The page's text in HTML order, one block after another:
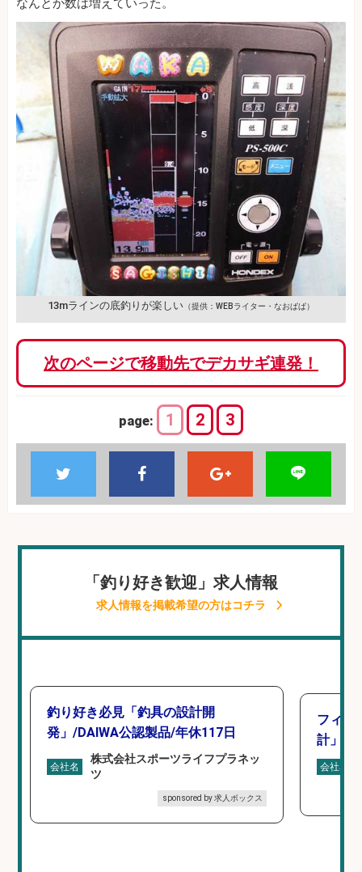
なんとか数は増えていった。
13mラインの底釣りが楽しい （提供：WEBライター・なおぱぱ）
次のページで移動先でデカサギ連発！
page: 1 2 3
「釣り好き歓迎」求人情報
求人情報を掲載希望の方はコチラ
釣り好き必見「釣具の設計開
発」/DAIWA公認製品/年休117日
会社名
株式会社スポーツライフプラネッ
ツ
sponsored by 求人ボックス
フィッ
計」
会社名